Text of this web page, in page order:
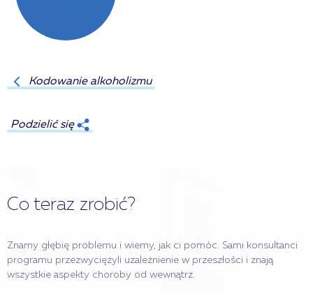
Kodowanie alkoholizmu
Podzielić się
Co teraz zrobić?
Znamy głębię problemu i wiemy, jak ci pomóc. Sami konsultanci
programu przezwyciężyli uzależnienie w przeszłości i znają
wszystkie aspekty choroby od wewnątrz.